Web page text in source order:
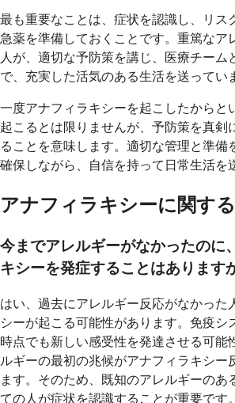
最も重要なことは、症状を認識し、リス
急薬を準備しておくことです。重篤なア
人が、適切な予防策を講じ、医療チーム
で、充実した活気のある生活を送ってい
一度アナフィラキシーを起こしたからと
起こるとは限りませんが、予防策を真剣
ることを意味します。適切な管理と準備
確保しながら、自信を持って日常生活を
アナフィラキシーに関す
今までアレルギーがなかったのに
キシーを発症することはあります
はい、過去にアレルギー反応がなかった
シーが起こる可能性があります。免疫シ
時点でも新しい感受性を発達させる可能
ルギーの最初の兆候がアナフィラキシー
ます。そのため、既知のアレルギーのあ
ての人が症状を認識することが重要です。